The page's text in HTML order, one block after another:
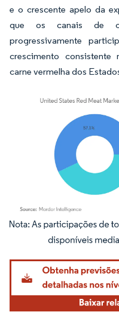
e o crescente apelo da
que os canais de
progressivamente
crescimento
carne vermelha dos
Imagem © Mordor Intelligence.